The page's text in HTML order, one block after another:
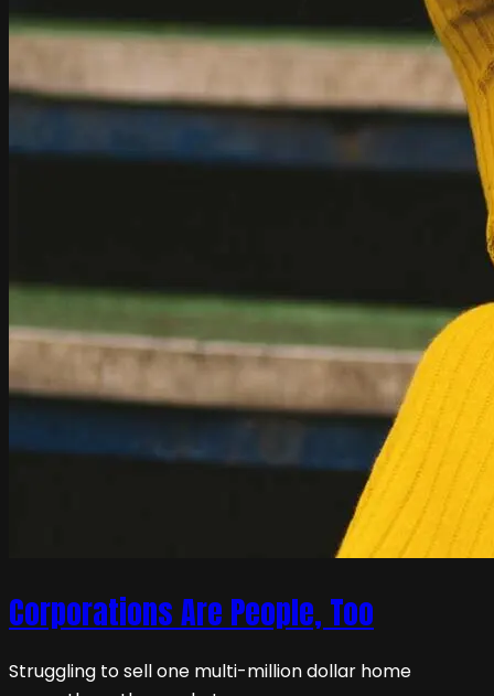
Corporations Are People, Too
Struggling to sell one multi-million dollar home